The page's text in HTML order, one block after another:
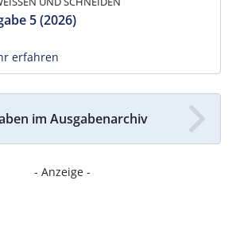
5 (2026)
erfahren
im Ausgabenarchiv
- Anzeige -